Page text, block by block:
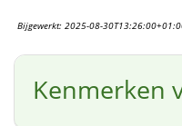
Bijgewerkt: 2025-08-
Kenmerken